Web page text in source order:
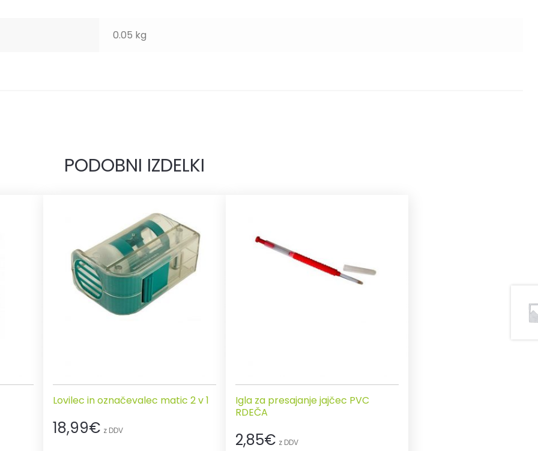
0.05 kg
PODOBNI IZDELKI
Lovilec in označevalec matic 2 v 1
18,99€ z DDV
Igla za presajanje jajčec PVC
RDEČA
2,85€ z DDV